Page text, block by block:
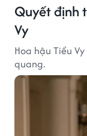
Quyết định
Vy
Hoa hậu Tiểu
quang.